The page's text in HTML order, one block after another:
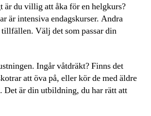
är du villig att åka för en helgkurs?
är intensiva endagskurser. Andra
Välj det som passar din
Ingår våtdräkt? Finns det
att öva på, eller kör de med äldre
Det är din utbildning, du har rätt att